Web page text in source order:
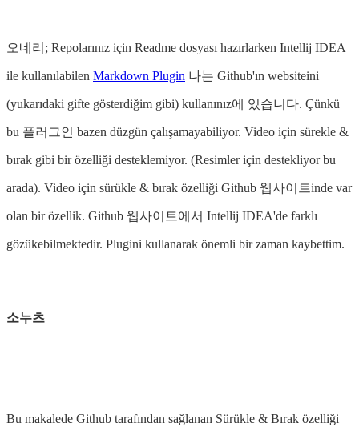
오네리; Repolarınız için Readme dosyası hazırlarken Intellij IDEA
ile kullanılabilen Markdown Plugin 나는 Github'ın websiteini
(yukarıdaki gifte gösterdiğim gibi) kullanınız에 있습니다. Çünkü
bu 플러그인 bazen düzgün çalışamayabiliyor. Video için sürekle &
bırak gibi bir özelliği desteklemiyor. (Resimler için destekliyor bu
arada). Video için sürükle & bırak özelliği Github 웹사이트inde var
olan bir özellik. Github 웹사이트에서 Intellij IDEA'de farklı
gözükebilmektedir. Plugini kullanarak önemli bir zaman kaybettim.
소누츠
Bu makalede Github tarafından sağlanan Sürükle & Bırak özelliği